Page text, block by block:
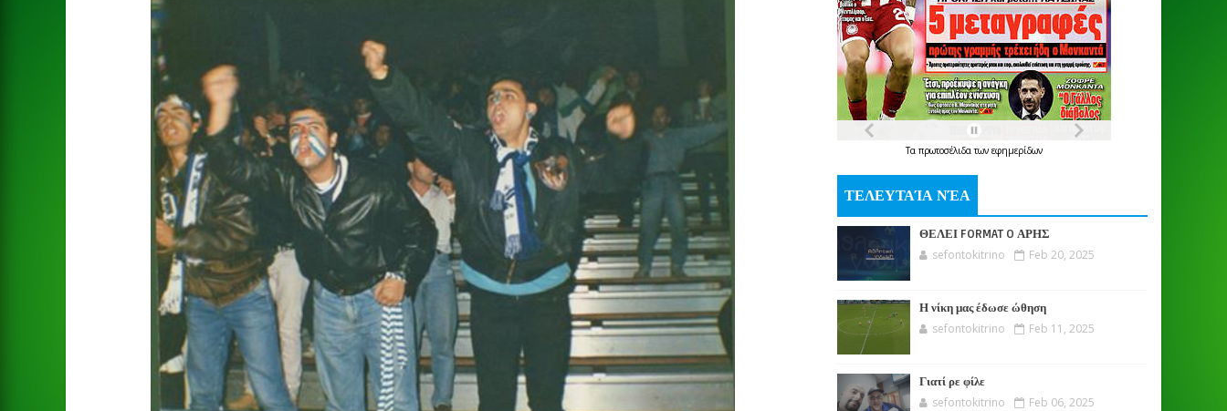
Τα πρωτοσέλιδατων εφημερίδων
ΤΕΛΕΥΤΑΊΑ ΝΈΑ
ΘΕΛΕΙ FORMAT O ΑΡΗΣ
sefontokitrino Feb 20, 2025
Η νίκη μας έδωσε ώθηση
sefontokitrino Feb 11, 2025
Γιατί ρε φίλε
sefontokitrino Feb 06, 2025